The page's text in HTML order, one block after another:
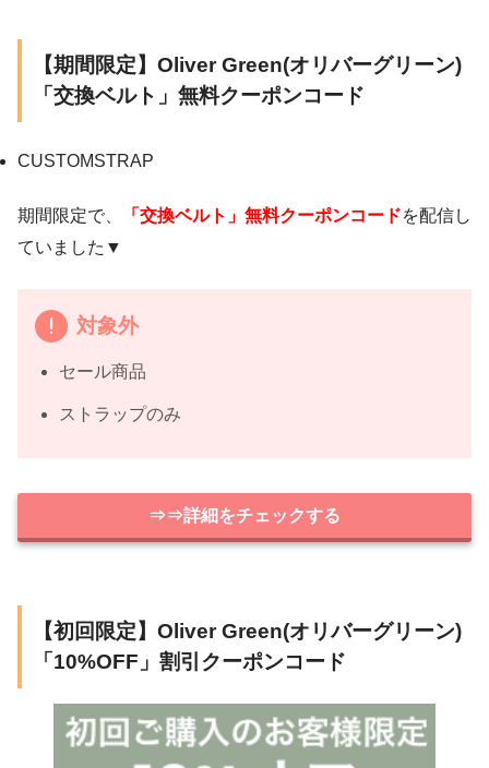
【期間限定】Oliver Green(オリバーグリーン)
「交換ベルト」無料クーポンコード
CUSTOMSTRAP
期間限定で、 「交換ベルト」無料クーポンコードを配信し
ていました▼
対象外
セール商品
ストラップのみ
⇒⇒詳細をチェックする
【初回限定】Oliver Green(オリバーグリーン)
「10%OFF」割引クーポンコード